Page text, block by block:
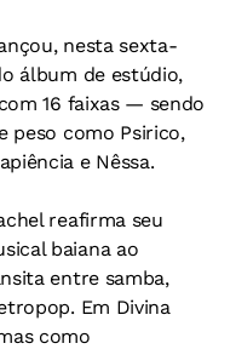
nesta sexta-
álbum de estúdio,
16 faixas — sendo
peso como Psirico,
e Nêssa.
reafirma seu
baiana ao
entre samba,
Em Divina
como